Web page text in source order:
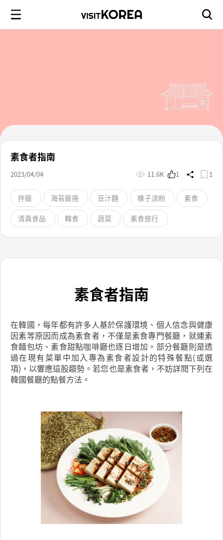
素食者指南
2023/04/04 11.6K 1 1
拌飯 海苔飯捲 豆汁麵 橡子涼粉 素食
清真食品 韓食 蔬菜 素食旅行
素食者指南
在韓國，每年都有許多人基於保護環境、個人信念與健康
因素等原因而成為素食者，不僅是素食專門餐廳，就連素
食麵包坊、素食甜點咖啡廳也逐日增加。部分餐廳則是透
過在現有菜單中加入專為素食者設計的特殊餐點(或選
項)，以響應這股趨勢。若您也是素食者，不妨詳閱下列在
韓國餐廳的點餐方法。